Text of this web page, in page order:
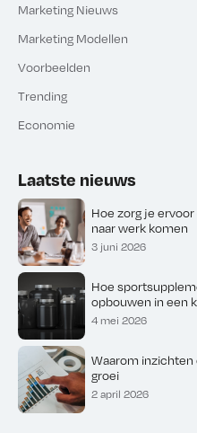
Marketing Nieuws
Marketing Modellen
Voorbeelden
Trending
Economie
Laatste nieuws
Hoe zorg je
naar werk komen
3 juni 2026
Hoe
opbouwen in een
4 mei 2026
Waarom inzichten
groei
2 april 2026